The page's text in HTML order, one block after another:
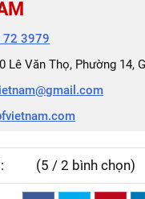
72 3979
Lê Văn Thọ, Phường 14,
(5 / 2 bình chọn)